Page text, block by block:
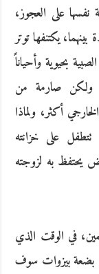
نفسها على العجوز،
يكتنفها توتر
بحيوية وأحياناً
ولكن صارمة من
أكثر، ولماذا
على خزانته
يحتفظ به لزوجته
في الوقت الذي
بضعة بيزوات سوف